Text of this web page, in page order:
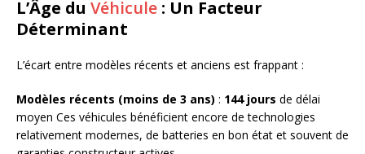
L’Âge du Véhicule : Un Facteur
Déterminant
L’écart entre modèles récents et anciens est frappant :
Modèles récents (moins de 3 ans) : 144 jours de délai
moyen Ces véhicules bénéficient encore de technologies
relativement modernes, de batteries en bon état et souvent de